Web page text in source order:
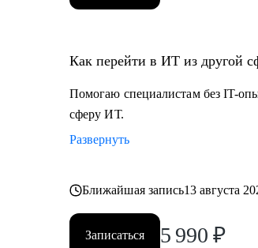
Как перейти в ИТ из другой
Помогаю специалистам без IT-
сферу ИТ.
Развернуть
Ближайшая запись13 августа
Записаться 5 990 ₽